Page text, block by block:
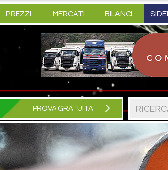
PREZZI MERCATI BILANCI
PROVA GRATUITA